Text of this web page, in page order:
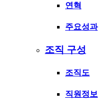
연혁
주요성과
조직 구성
조직도
직원정보